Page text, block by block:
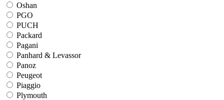
Oshan
PGO
PUCH
Packard
Pagani
Panhard & Levassor
Panoz
Peugeot
Piaggio
Plymouth